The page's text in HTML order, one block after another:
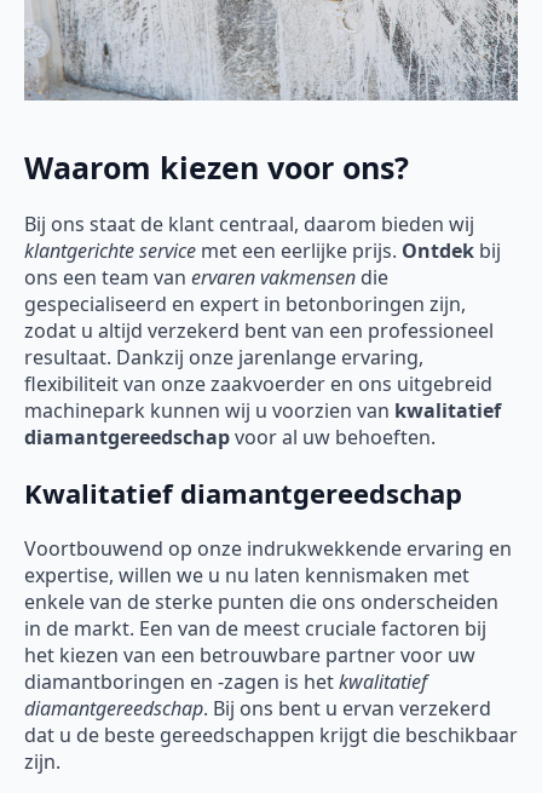
Waarom kiezen voor ons?
Bij ons staat de klant centraal, daarom bieden wij
klantgerichte service met een eerlijke prijs. Ontdek bij
ons een team van ervaren vakmensen die
gespecialiseerd en expert in betonboringen zijn,
zodat u altijd verzekerd bent van een professioneel
resultaat. Dankzij onze jarenlange ervaring,
flexibiliteit van onze zaakvoerder en ons uitgebreid
machinepark kunnen wij u voorzien van kwalitatief
diamantgereedschapvoor al uw behoeften.
Kwalitatief diamantgereedschap
Voortbouwend op onze indrukwekkende ervaring en
expertise, willen we u nu laten kennismaken met
enkele van de sterke punten die ons onderscheiden
in de markt. Een van de meest cruciale factoren bij
het kiezen van een betrouwbare partner voor uw
diamantboringen en -zagen is hetkwalitatief
diamantgereedschap. Bij ons bent u ervan verzekerd
dat u de beste gereedschappen krijgt die beschikbaar
zijn.